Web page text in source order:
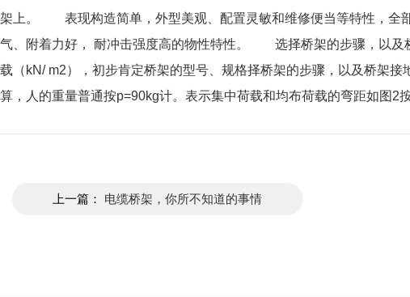
架上。 表现构造简单，外型美观、配置灵敏和维修便当等特性，全
气、附着力好， 耐冲击强度高的物性特性。 选择桥架的步骤，以及
载（kN/ m2），初步肯定桥架的型号、规格择桥架的步骤，以及桥
算，人的重量普通按p=90kg计。表示集中荷载和均布荷载的弯距如图2
上一篇： 电缆桥架，你所不知道的事情